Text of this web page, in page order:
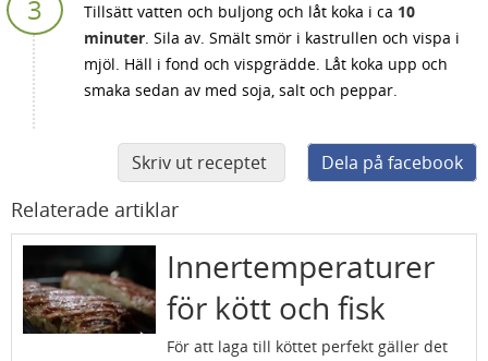
Tillsätt vatten och buljong och låt koka i ca 10
minuter. Sila av. Smält smör i kastrullen och vispa i
mjöl. Häll i fond och vispgrädde. Låt koka upp och
smaka sedan av med soja, salt och peppar.
Skriv ut receptet Dela på facebook
Relaterade artiklar
Innertemperaturer
för kött och fisk
För att laga till köttet perfekt gäller det